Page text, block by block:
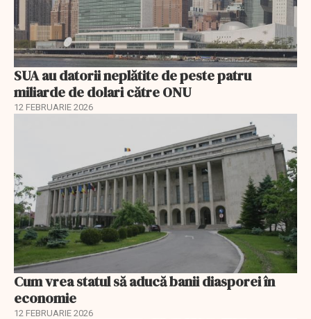
SUA au datorii neplătite de peste patru
miliarde de dolari către ONU
12 FEBRUARIE 2026
Cum vrea statul să aducă banii diasporei în
economie
12 FEBRUARIE 2026